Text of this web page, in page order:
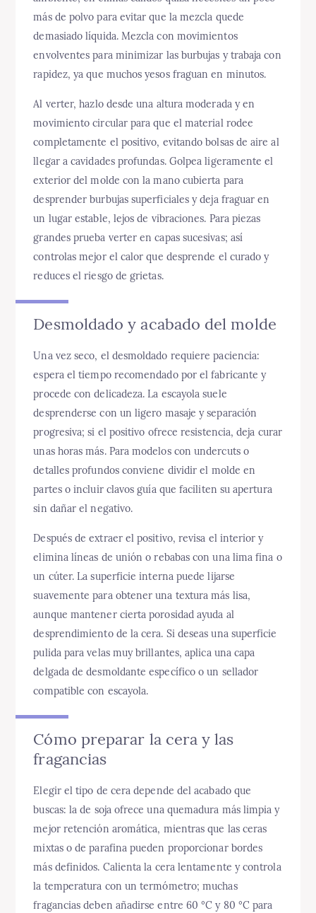
más de polvo para evitar que la mezcla quede
demasiado líquida. Mezcla con movimientos
envolventes para minimizar las burbujas y trabaja con
rapidez, ya que muchos yesos fraguan en minutos.
Al verter, hazlo desde una altura moderada y en
movimiento circular para que el material rodee
completamente el positivo, evitando bolsas de aire al
llegar a cavidades profundas. Golpea ligeramente el
exterior del molde con la mano cubierta para
desprender burbujas superficiales y deja fraguar en
un lugar estable, lejos de vibraciones. Para piezas
grandes prueba verter en capas sucesivas; así
controlas mejor el calor que desprende el curado y
reduces el riesgo de grietas.
Desmoldado y acabado del molde
Una vez seco, el desmoldado requiere paciencia:
espera el tiempo recomendado por el fabricante y
procede con delicadeza. La escayola suele
desprenderse con un ligero masaje y separación
progresiva; si el positivo ofrece resistencia, deja curar
unas horas más. Para modelos con undercuts o
detalles profundos conviene dividir el molde en
partes o incluir clavos guía que faciliten su apertura
sin dañar el negativo.
Después de extraer el positivo, revisa el interior y
elimina líneas de unión o rebabas con una lima fina o
un cúter. La superficie interna puede lijarse
suavemente para obtener una textura más lisa,
aunque mantener cierta porosidad ayuda al
desprendimiento de la cera. Si deseas una superficie
pulida para velas muy brillantes, aplica una capa
delgada de desmoldante específico o un sellador
compatible con escayola.
Cómo preparar la cera y las
fragancias
Elegir el tipo de cera depende del acabado que
buscas: la de soja ofrece una quemadura más limpia y
mejor retención aromática, mientras que las ceras
mixtas o de parafina pueden proporcionar bordes
más definidos. Calienta la cera lentamente y controla
la temperatura con un termómetro; muchas
fragancias deben añadirse entre 60 °C y 80 °C para